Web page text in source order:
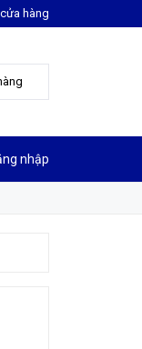
hàng
nhập